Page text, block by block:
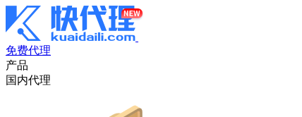
免费代理
产品
国内代理